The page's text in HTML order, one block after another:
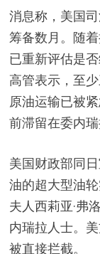
消息称，美国
筹备数月。随
已重新评估是
高管表示，至
原油运输已被
前滞留在委内瑞
美国财政部同
油的超大型油
夫人西莉亚·弗
内瑞拉人士。
被直接拦截。